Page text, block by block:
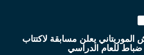
الموريتاني يعلن مسابقة لاكتتاب
للعام الدراسي